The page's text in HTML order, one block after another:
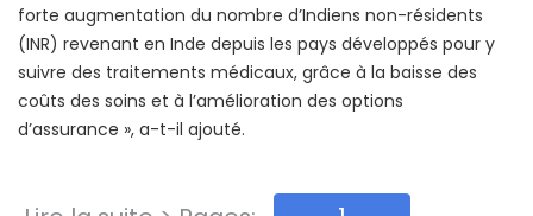
forte augmentation du nombre d’Indiens non-résidents
(INR) revenant en Inde depuis les pays développés pour y
suivre des traitements médicaux, grâce à la baisse des
coûts des soins et à l’amélioration des options
d’assurance », a-t-il ajouté.